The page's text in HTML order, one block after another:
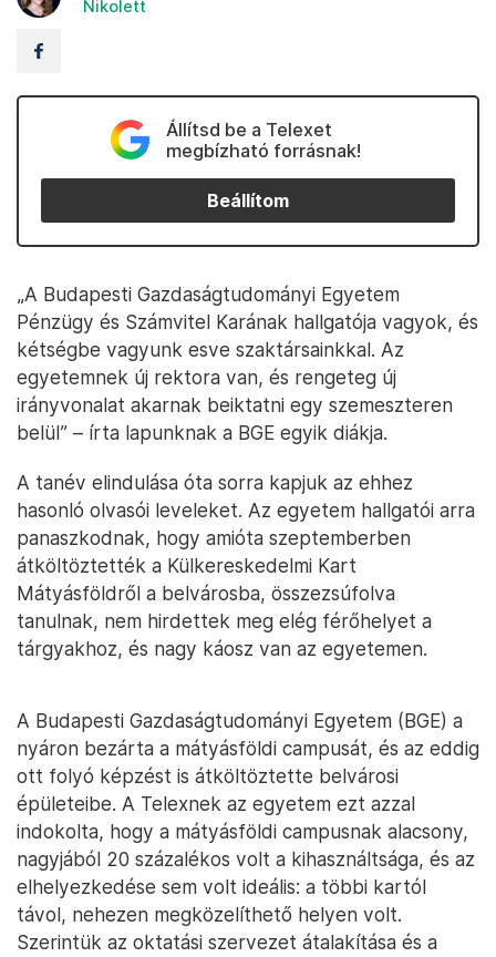
Nikolett
Állítsd be a Telexet
megbízható forrásnak!
Beállítom
„A Budapesti Gazdaságtudományi Egyetem
Pénzügy és Számvitel Karának hallgatója vagyok, és
kétségbe vagyunk esve szaktársainkkal. Az
egyetemnek új rektora van, és rengeteg új
irányvonalat akarnak beiktatni egy szemeszteren
belül” – írta lapunknak a BGE egyik diákja.
A tanév elindulása óta sorra kapjuk az ehhez
hasonló olvasói leveleket. Az egyetem hallgatói arra
panaszkodnak, hogy amióta szeptemberben
átköltöztették a Külkereskedelmi Kart
Mátyásföldről a belvárosba, összezsúfolva
tanulnak, nem hirdettek meg elég férőhelyet a
tárgyakhoz, és nagy káosz van az egyetemen.
A Budapesti Gazdaságtudományi Egyetem (BGE) a
nyáron bezárta a mátyásföldi campusát, és az eddig
ott folyó képzést is átköltöztette belvárosi
épületeibe. A Telexnek az egyetem ezt azzal
indokolta, hogy a mátyásföldi campusnak alacsony,
nagyjából 20 százalékos volt a kihasználtsága, és az
elhelyezkedése sem volt ideális: a többi kartól
távol, nehezen megközelíthető helyen volt.
Szerintük az oktatási szervezet átalakítása és a